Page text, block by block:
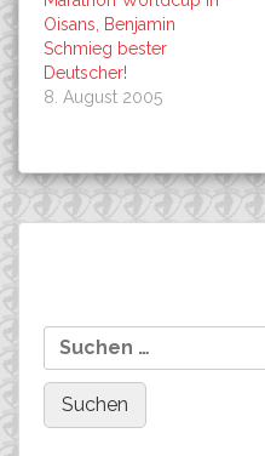
Oisans, Benjamin
Schmieg bester
Deutscher!
8. August 2005